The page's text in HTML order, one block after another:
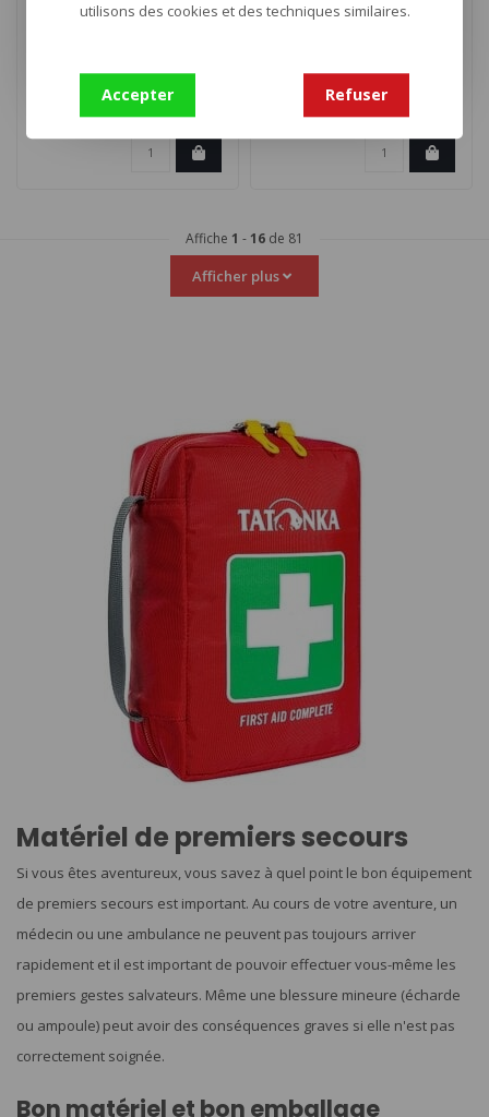
pour un usage quotidien et
pour une personne. Pour fi..
secours parfait pour toutes
les activités de plein air. ..
Affiche 1 -16 de 81
Afficher plus
Matériel de premiers secours
Si vous êtes aventureux, vous savez à quel point le bon équipement
de premiers secours est important. Au cours de votre aventure, un
médecin ou une ambulance ne peuvent pas toujours arriver
rapidement et il est important de pouvoir effectuer vous-même les
premiers gestes salvateurs. Même une blessure mineure (écharde
ou ampoule) peut avoir des conséquences graves si elle n'est pas
correctement soignée.
Bon matériel et bon emballage
utilisons des cookies et des techniques similaires.
Accepter Refuser